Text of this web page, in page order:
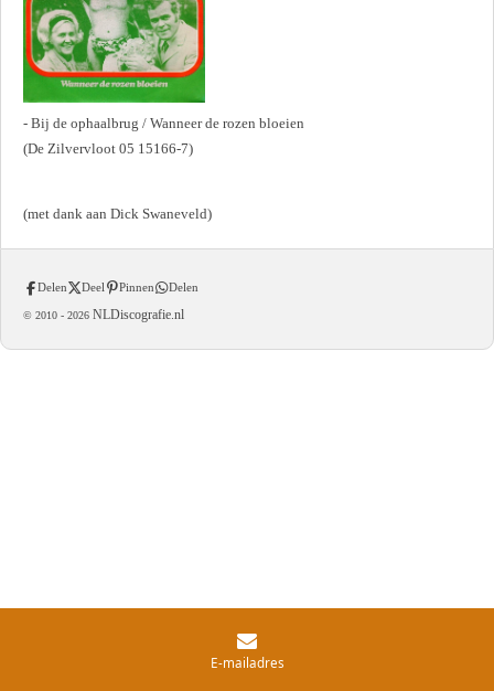
- Bij de ophaalbrug / Wanneer de rozen bloeien
(De Zilvervloot 05 15166-7)
(met dank aan Dick Swaneveld)
Delen Deel Pinnen Delen
© 2010 - 2026 NLDiscografie.nl
E-mailadres